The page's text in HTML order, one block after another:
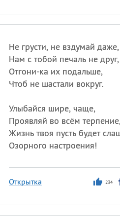
Не грусти, не вздумай даже,
Нам с тобой печаль не друг,
Отгони-ка их подальше,
Чтоб не шастали вокруг.
Улыбайся шире, чаще,
Проявляй во всём
Жизнь твоя пусть будет
Озорного настроения!
Открытка 234